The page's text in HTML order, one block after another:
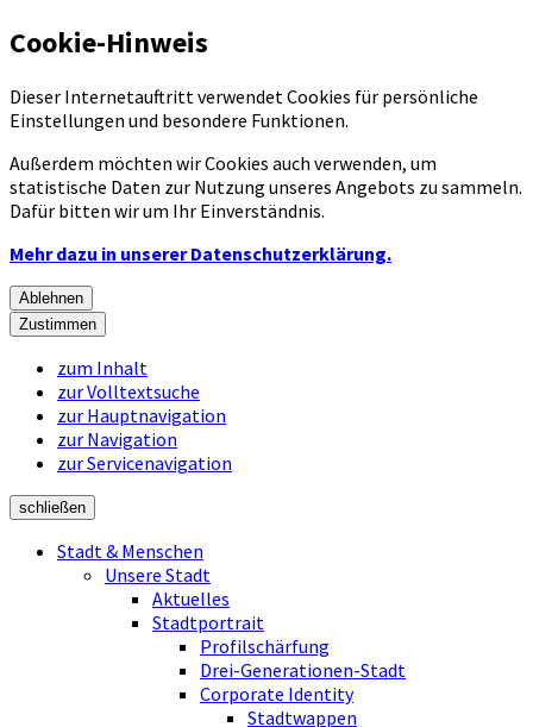
Cookie-Hinweis
Dieser Internetauftritt verwendet Cookies für persönliche
Einstellungen und besondere Funktionen.
Außerdem möchten wir Cookies auch verwenden, um
statistische Daten zur Nutzung unseres Angebots zu sammeln.
Dafür bitten wir um Ihr Einverständnis.
Mehr dazu in unserer Datenschutzerklärung.
Ablehnen
Zustimmen
zum Inhalt
zur Volltextsuche
zur Hauptnavigation
zur Navigation
zur Servicenavigation
schließen
Stadt & Menschen
Unsere Stadt
Aktuelles
Stadtportrait
Profilschärfung
Drei-Generationen-Stadt
Corporate Identity
Stadtwappen